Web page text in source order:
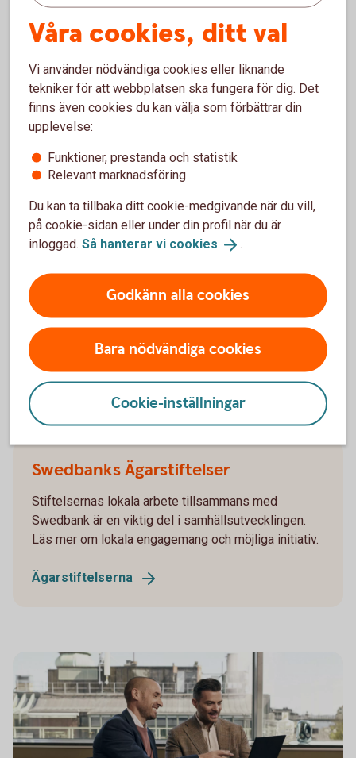
Genom att investera i Humanfonden bidrar du till
välgörande ändamål. Du betalar ingen
organisation du vill stötta.
SwedbankHumanfond
Hjärtedagen
Stiftelser
Många företag, organisationer, samfund, föreningar
och privatpersoner arbetar för att göra världen bättre.
Är du intresserad av filantropi och vill förändra
samhället kan en stiftelse vara ett verktyg.
Stiftelsetjänster
Swedbanks Ägarstiftelser
Stiftelsernas lokala arbete tillsammans med
Swedbank är en viktig del i samhällsutvecklingen.
Läs mer om lokala engagemang och möjliga initiativ.
Ägarstiftelserna
Våra cookies, ditt val
Vi använder nödvändiga cookies eller liknande
tekniker för att webbplatsen ska fungera för dig. Det
finns även cookies du kan välja som förbättrar din
upplevelse:
Funktioner, prestanda och statistik
Relevant marknadsföring
Du kan ta tillbaka ditt cookie-medgivande när du vill,
på cookie-sidan eller under din profil när du är
inloggad. Så hanterar vi cookies .
Godkänn alla cookies
Bara nödvändiga cookies
Cookie-inställningar